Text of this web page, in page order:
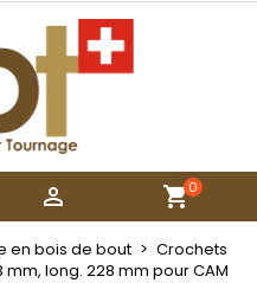
 0
en bois de bout
Crochets
mm, long. 228 mm pour CAM
ajouter des produits
Annuler Connexion